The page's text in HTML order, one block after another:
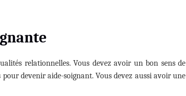
relationnelles. Vous devez avoir un bon sens de
pour devenir aide-soignant. Vous devez aussi avoir une